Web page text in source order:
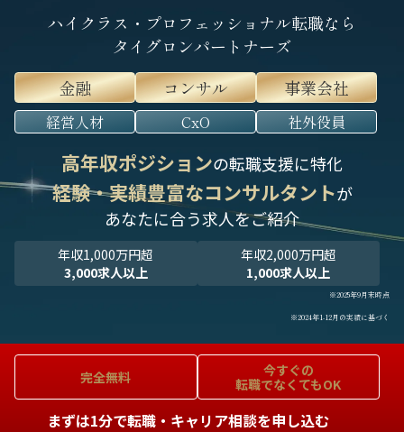
ハイクラス・プロフェッショナル転職なら
タイグロンパートナーズ
金融
コンサル 事業会社
経営人材 CxO 社外役員
高年収ポジションの転職支援に特化
経験・実績豊富なコンサルタントが
あなたに合う求人をご紹介
年収1,000万円超
3,000求人以上
年収2,000万円超
1,000求人以上
※2025年9月末時点
※2024年1-12月の実績に基づく
完全無料
今すぐの
転職でなくてもOK
まずは1分で転職・キャリア相談を申し込む